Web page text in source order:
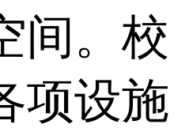
间。校
项设施